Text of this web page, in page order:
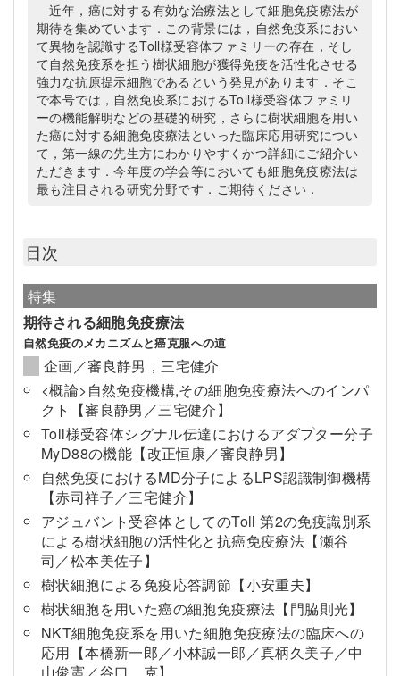
近年，癌に対する有効な治療法として細胞免疫療法が
期待を集めています．この背景には，自然免疫系におい
て異物を認識するToll様受容体ファミリーの存在，そし
て自然免疫系を担う樹状細胞が獲得免疫を活性化させる
強力な抗原提示細胞であるという発見があります．そこ
で本号では，自然免疫系におけるToll様受容体ファミリ
ーの機能解明などの基礎的研究，さらに樹状細胞を用い
た癌に対する細胞免疫療法といった臨床応用研究につい
て，第一線の先生方にわかりやすくかつ詳細にご紹介い
ただきます．今年度の学会等においても細胞免疫療法は
最も注目される研究分野です．ご期待ください．
目次
特集
期待される細胞免疫療法
自然免疫のメカニズムと癌克服への道
企画／審良静男，三宅健介
<概論>自然免疫機構,その細胞免疫療法へのインパ
クト【審良静男／三宅健介】
Toll様受容体シグナル伝達におけるアダプター分子
MyD88の機能【改正恒康／審良静男】
自然免疫におけるMD分子によるLPS認識制御機構
【赤司祥子／三宅健介】
アジュバント受容体としてのToll 第2の免疫識別系
による樹状細胞の活性化と抗癌免疫療法【瀬谷
司／松本美佐子】
樹状細胞による免疫応答調節【小安重夫】
樹状細胞を用いた癌の細胞免疫療法【門脇則光】
NKT細胞免疫系を用いた細胞免疫療法の臨床への
応用【本橋新一郎／小林誠一郎／真柄久美子／中